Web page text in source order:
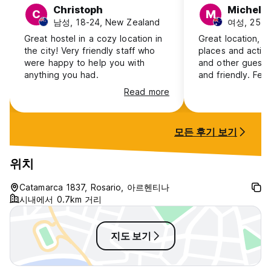
C Christoph
남성, 18-24, New Zealand
Great hostel in a cozy location in
the city! Very friendly staff who
were happy to help you with
anything you had.
Read more
M Michelle
여성, 25-
Great location,
places and
and other
and friendly.
모든 후기 보기
위치
Catamarca 1837, Rosario, 아르헨티나
시내에서 0.7km 거리
지도 보기